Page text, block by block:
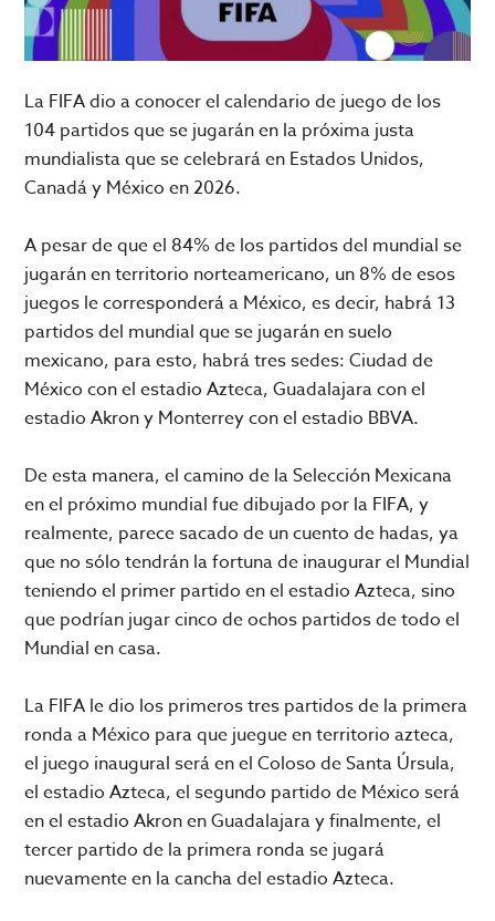
La FIFA dio a conocer el calendario de juego de los
104 partidos que se jugarán en la próxima justa
mundialista que se celebrará en Estados Unidos,
Canadá y México en 2026.
A pesar de que el 84% de los partidos del mundial se
jugarán en territorio norteamericano, un 8% de esos
juegos le corresponderá a México, es decir, habrá 13
partidos del mundial que se jugarán en suelo
mexicano, para esto, habrá tres sedes: Ciudad de
México con el estadio Azteca, Guadalajara con el
estadio Akron y Monterrey con el estadio BBVA.
De esta manera, el camino de la Selección Mexicana
en el próximo mundial fue dibujado por la FIFA, y
realmente, parece sacado de un cuento de hadas, ya
que no sólo tendrán la fortuna de inaugurar el Mundial
teniendo el primer partido en el estadio Azteca, sino
que podrían jugar cinco de ochos partidos de todo el
Mundial en casa.
La FIFA le dio los primeros tres partidos de la primera
ronda a México para que juegue en territorio azteca,
el juego inaugural será en el Coloso de Santa Úrsula,
el estadio Azteca, el segundo partido de México será
en el estadio Akron en Guadalajara y finalmente, el
tercer partido de la primera ronda se jugará
nuevamente en la cancha del estadio Azteca.